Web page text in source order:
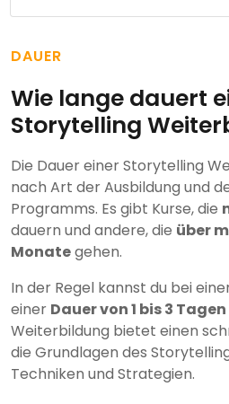
DAUER
Wie lange dauert
Storytelling
Die Dauer einer Storytelling
nach Art der Ausbildung und
Programms. Es gibt Kurse, die
dauern und andere, die über
Monategehen.
In der Regel kannst du bei
einer Dauer von 1 bis 3 Tagen
Weiterbildung bietet einen
die Grundlagen des
Techniken und Strategien.